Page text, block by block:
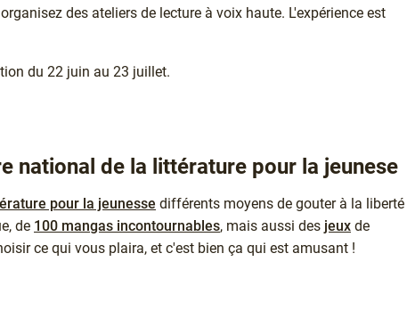
des ateliers de lecture à voix haute. L'expérience est
du 22 juin au 23 juillet.
national de la littérature pour la jeunese
pour la jeunesse différents moyens de gouter à la liberté
de 100 mangas incontournables, mais aussi des jeux de
ce qui vous plaira, et c'est bien ça qui est amusant !